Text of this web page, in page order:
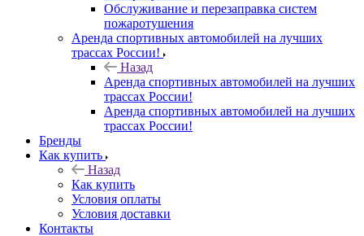
Обслуживание и перезаправка систем
пожаротушения
Аренда спортивных автомобилей на лучших
трассах России!
Назад
Аренда спортивных автомобилей на лучших
трассах России!
Аренда спортивных автомобилей на лучших
трассах России!
Бренды
Как купить
Назад
Как купить
Условия оплаты
Условия доставки
Контакты